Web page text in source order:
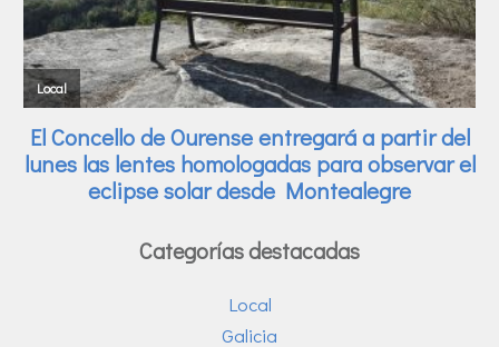
Categorías destacadas
Local
Galicia